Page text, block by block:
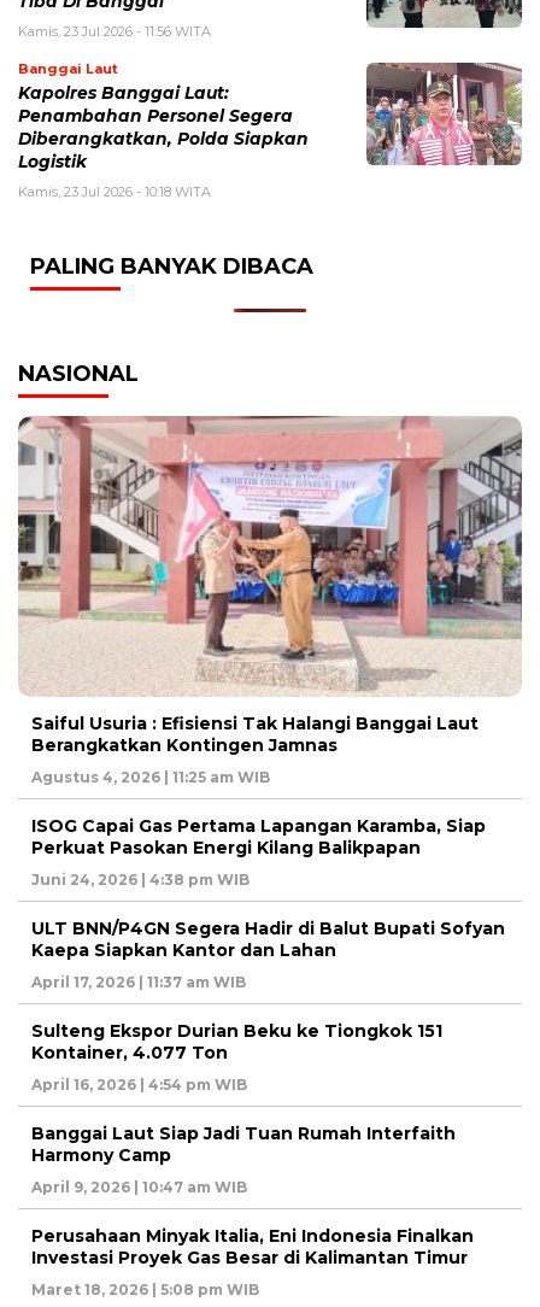
Kamis, 23 Jul 2026 - 11:56 WITA
Banggai Laut
Kapolres Banggai Laut:
Penambahan Personel Segera
Diberangkatkan, Polda Siapkan
Logistik
Kamis, 23 Jul 2026 - 10:18 WITA
PALING BANYAK DIBACA
NASIONAL
Saiful Usuria : Efisiensi Tak Halangi Banggai Laut
Berangkatkan Kontingen Jamnas
Agustus 4, 2026 | 11:25 am WIB
ISOG Capai Gas Pertama Lapangan Karamba, Siap
Perkuat Pasokan Energi Kilang Balikpapan
Juni 24, 2026 | 4:38 pm WIB
ULT BNN/P4GN Segera Hadir di Balut Bupati Sofyan
Kaepa Siapkan Kantor dan Lahan
April 17, 2026 | 11:37 am WIB
Sulteng Ekspor Durian Beku ke Tiongkok 151
Kontainer, 4.077 Ton
April 16, 2026 | 4:54 pm WIB
Banggai Laut Siap Jadi Tuan Rumah Interfaith
Harmony Camp
April 9, 2026 | 10:47 am WIB
Perusahaan Minyak Italia, Eni Indonesia Finalkan
Investasi Proyek Gas Besar di Kalimantan Timur
Maret 18, 2026 | 5:08 pm WIB